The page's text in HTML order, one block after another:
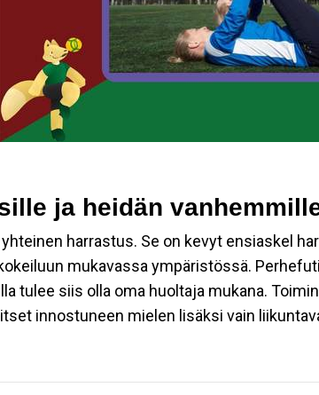
ja heidän
harrastus. Se on kevyt ensiaskel
mukavassa ympäristössä.
tulee siis olla oma huoltaja mukana.
innostuneen mielen lisäksi vain